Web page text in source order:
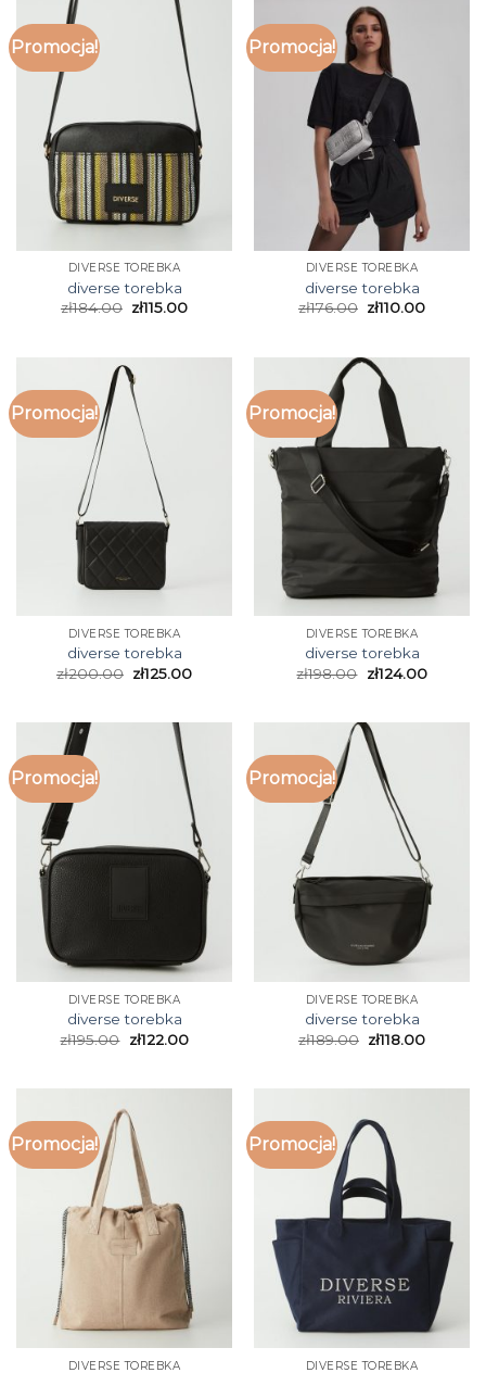
Promocja!
DIVERSE TOREBKA
diverse torebka
zł184.00 zł115.00
Promocja!
DIVERSE TOREBKA
diverse torebka
zł176.00 zł110.00
Promocja!
DIVERSE TOREBKA
diverse torebka
zł200.00 zł125.00
Promocja!
DIVERSE TOREBKA
diverse torebka
zł198.00 zł124.00
Promocja!
DIVERSE TOREBKA
diverse torebka
zł195.00 zł122.00
Promocja!
DIVERSE TOREBKA
diverse torebka
zł189.00 zł118.00
Promocja!
DIVERSE TOREBKA
Promocja!
DIVERSE TOREBKA